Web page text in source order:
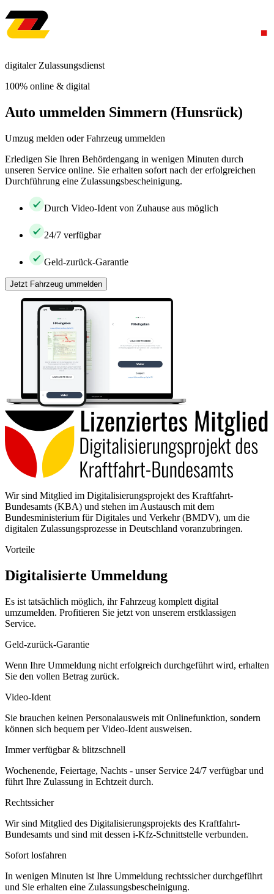
digitaler Zulassungsdienst
100% online & digital
Auto ummelden Simmern (Hunsrück)
Umzug melden oder Fahrzeug ummelden
Erledigen Sie Ihren Behördengang in wenigen Minuten durch
unseren Service online. Sie erhalten sofort nach der erfolgreichen
Durchführung eine Zulassungsbescheinigung.
Durch Video-Ident von Zuhause aus möglich
24/7 verfügbar
Geld-zurück-Garantie
Jetzt Fahrzeug ummelden
Wir sind Mitglied im Digitalisierungsprojekt des Kraftfahrt-
Bundesamts (KBA) und stehen im Austausch mit dem
Bundesministerium für Digitales und Verkehr (BMDV), um die
digitalen Zulassungsprozesse in Deutschland voranzubringen.
Vorteile
Digitalisierte Ummeldung
Es ist tatsächlich möglich, ihr Fahrzeug komplett digital
umzumelden. Profitieren Sie jetzt von unserem erstklassigen
Service.
Geld-zurück-Garantie
Wenn Ihre Ummeldung nicht erfolgreich durchgeführt wird, erhalten
Sie den vollen Betrag zurück.
Video-Ident
Sie brauchen keinen Personalausweis mit Onlinefunktion, sondern
können sich bequem per Video-Ident ausweisen.
Immer verfügbar & blitzschnell
Wochenende, Feiertage, Nachts - unser Service 24/7 verfügbar und
führt Ihre Zulassung in Echtzeit durch.
Rechtssicher
Wir sind Mitglied des Digitalisierungsprojekts des Kraftfahrt-
Bundesamts und sind mit dessen i-Kfz-Schnittstelle verbunden.
Sofort losfahren
In wenigen Minuten ist Ihre Ummeldung rechtssicher durchgeführt
und Sie erhalten eine Zulassungsbescheinigung.